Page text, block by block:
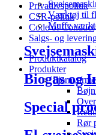
Værktøj til
Muffe
Biogas og
Special
Privatlivspolitik
CSR-politik
Code of Conduct
Salgs- og
Produktkatalog
Produkter
Fjernvarme
Rør